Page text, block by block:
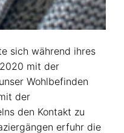
sich während ihres
mit der
Wohlbefinden
der
den Kontakt zu
erfuhr die